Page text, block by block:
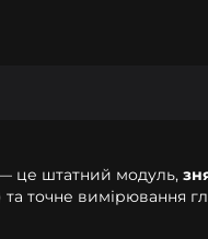
це штатний модуль,
точне вимірювання